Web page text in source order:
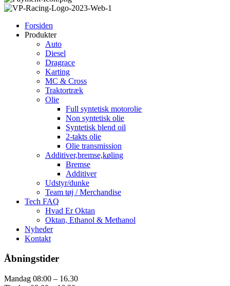
Forsiden
Produkter
Auto
Diesel
Dragrace
Karting
MC & Cross
Traktortræk
Olie
Full syntetisk motorolie
Non syntetisk olie
Syntetisk blend oil
2-takts olie
Olie transmission
Additiver,bremse,køling
Bremse
Additiver
Udstyr/dunke
Team tøj / Merchandise
Tech FAQ
Hvad Er Oktan
Oktan, Ethanol & Methanol
Nyheder
Kontakt
Åbningstider
Mandag 08:00 – 16.30